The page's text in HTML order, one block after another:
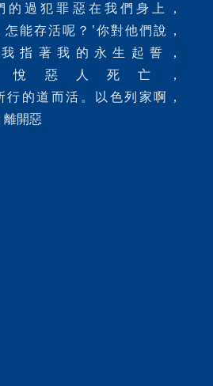
的過犯罪惡在我們身上，
能存活呢？’你對他們說，
指著我的永生起誓，
惡人死亡，
的道而活。以色列家啊，
離開惡